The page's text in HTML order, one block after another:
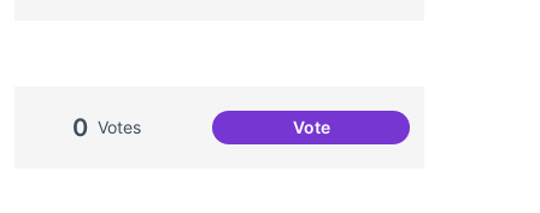
0 Votes VoteCongregació Diabòlica,